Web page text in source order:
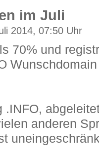
im Juli
2014, 07:50 Uhr
70% und
.INFO,
anderen